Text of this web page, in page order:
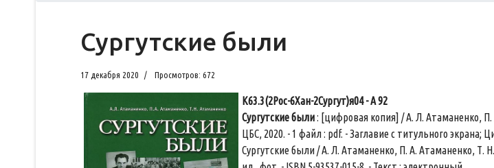
Сургутские были
17 декабря 2020 Просмотров: 672
К63.3(2Рос-6Хан-2Сургут)я04 - А 92
Сургутские были: [цифровая копия] / А. Л. Атаманенко,
ЦБС, 2020. - 1 файл : pdf. - Заглавие с титульного
Сургутские были / А. Л. Атаманенко, П. А. Атаманенко, Т.